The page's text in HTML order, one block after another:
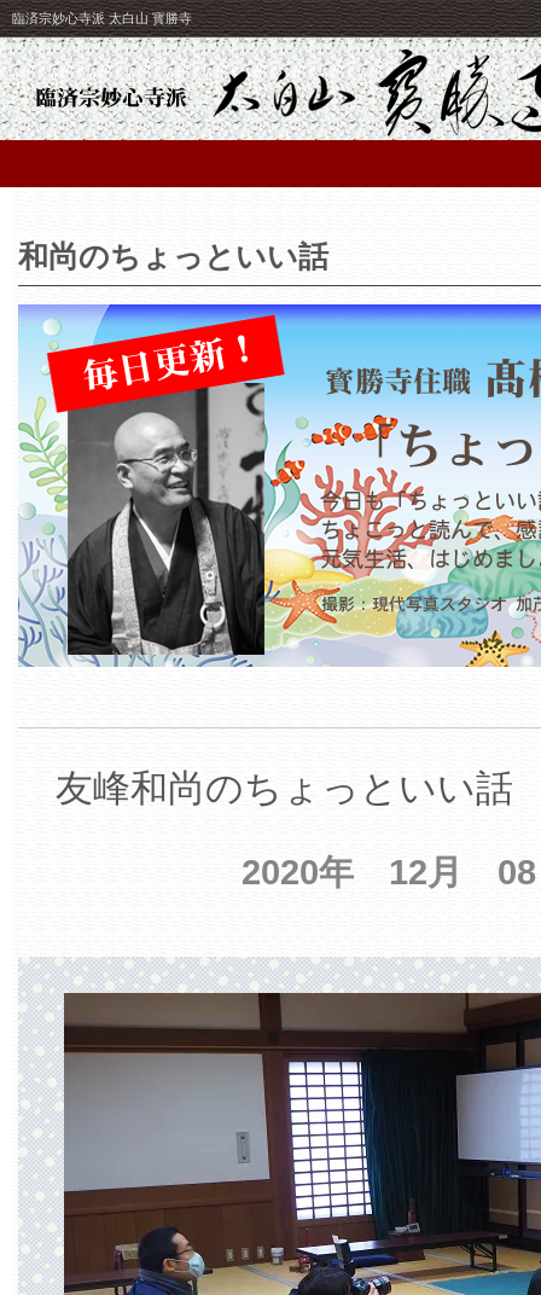
臨済宗妙心寺派 太白山 寳勝寺
和尚のちょっといい話
友峰和尚のちょっといい話
2020年 12月